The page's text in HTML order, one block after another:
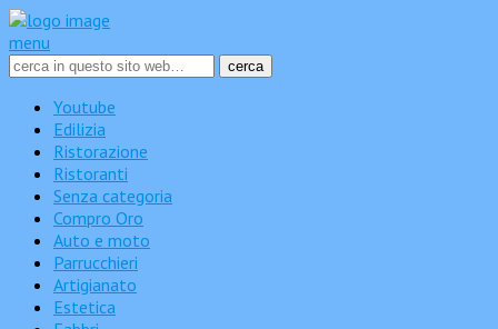
menu
Youtube
Edilizia
Ristorazione
Ristoranti
Senza categoria
Compro Oro
Auto e moto
Parrucchieri
Artigianato
Estetica